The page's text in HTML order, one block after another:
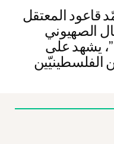
المعتقل
الصهيوني
يشهد على